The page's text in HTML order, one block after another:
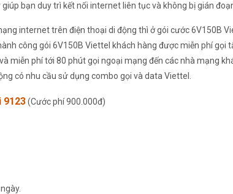
bạn duy trì kết nối internet liên tục và không bị gián
internet trên điện thoại di động thì ở gói cước 6V150B
công gói 6V150B Viettel khách hàng được miễn phí gọi
miễn phí tới 80 phút gọi ngoại mạng đến các nhà mạng
có nhu cầu sử dụng combo gọi và data Viettel.
9123(Cước phí 900.000đ)